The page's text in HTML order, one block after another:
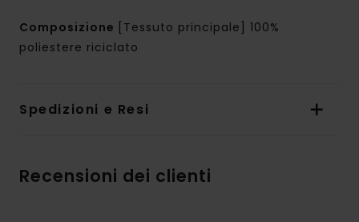
Composizione
[Tessuto principale] 100%
poliestere riciclato
Spedizioni e Resi
Recensioni dei clienti